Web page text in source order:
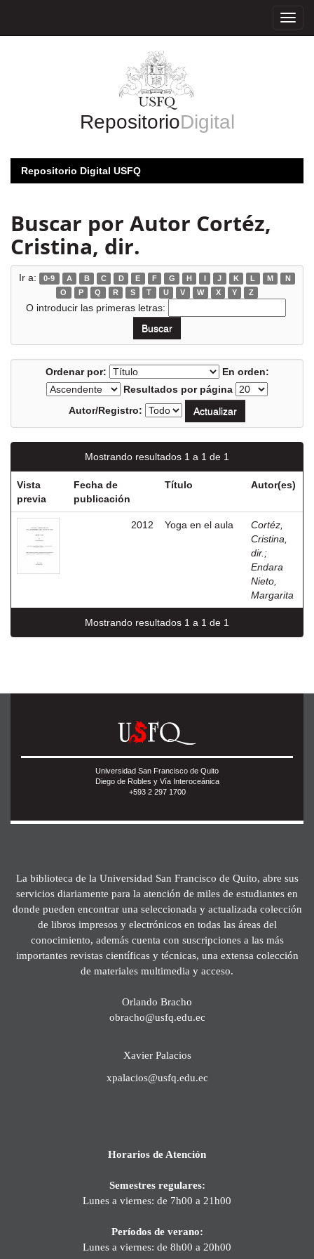
RepositorioDigital
Repositorio Digital USFQ
Buscar por Autor Cortéz,
Cristina, dir.
Ir a: 0-9 A B C D E F G H I J K L M
N
O
P Q R S T U V W X Y Z
O introducir las primeras letras:
Ordenar por:
En orden:
Resultados por página
Autor/Registro:
Mostrando resultados 1 a 1 de 1
Vista
previa
Fecha de
publicación
Título Autor(es)
2012 Yoga en el aula
Cortéz,
Cristina,
dir. ;
Endara
Nieto,
Margarita
Mostrando resultados 1 a 1 de 1
Universidad San Francisco de Quito
Diego de Robles y Vía Interoceánica
+593 2 297 1700
La biblioteca de la Universidad San Francisco de Quito, abre sus
servicios diariamente para la atención de miles de estudiantes en
donde pueden encontrar una seleccionada y actualizada colección
de libros impresos y electrónicos en todas las áreas del
conocimiento, además cuenta con suscripciones a las más
importantes revistas científicas y técnicas, una extensa colección
de materiales multimedia y acceso.
Orlando Bracho
obracho@usfq.edu.ec
Xavier Palacios
xpalacios@usfq.edu.ec
Horarios de Atención
Semestres regulares:
Lunes a viernes: de 7h00 a 21h00
Períodos de verano:
Lunes a viernes: de 8h00 a 20h00